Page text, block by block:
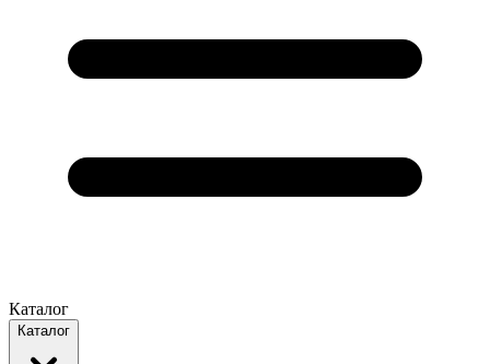
Каталог
Каталог